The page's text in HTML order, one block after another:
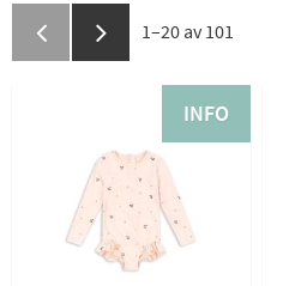
1–20 av 101
INFO